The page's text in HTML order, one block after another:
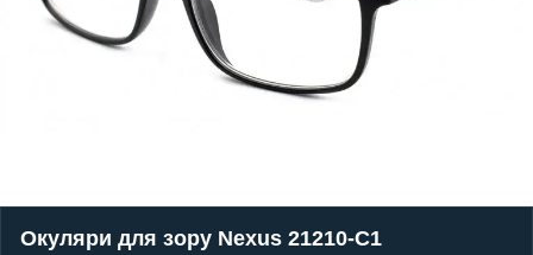
Окуляри для зору Nexus 21210-C1